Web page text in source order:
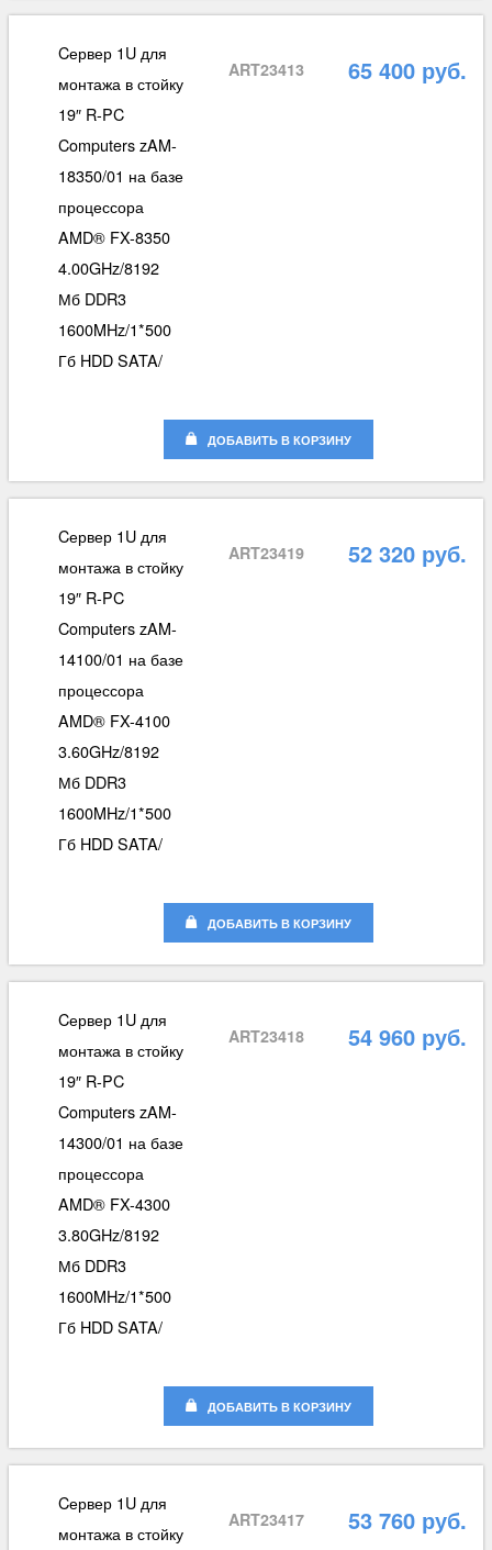
Cервер 1U для
монтажа в стойку
19″ R-PC
Computers zAM-
18350/01 на базе
процессора
AMD® FX-8350
4.00GHz/8192
Мб DDR3
1600MHz/1*500
Гб HDD SATA/
ART23413 65 400 руб.
ДОБАВИТЬ В КОРЗИНУ
Cервер 1U для
монтажа в стойку
19″ R-PC
Computers zAM-
14100/01 на базе
процессора
AMD® FX-4100
3.60GHz/8192
Мб DDR3
1600MHz/1*500
Гб HDD SATA/
ART23419 52 320 руб.
ДОБАВИТЬ В КОРЗИНУ
Cервер 1U для
монтажа в стойку
19″ R-PC
Computers zAM-
14300/01 на базе
процессора
AMD® FX-4300
3.80GHz/8192
Мб DDR3
1600MHz/1*500
Гб HDD SATA/
ART23418 54 960 руб.
ДОБАВИТЬ В КОРЗИНУ
Cервер 1U для
монтажа в стойку
ART23417 53 760 руб.